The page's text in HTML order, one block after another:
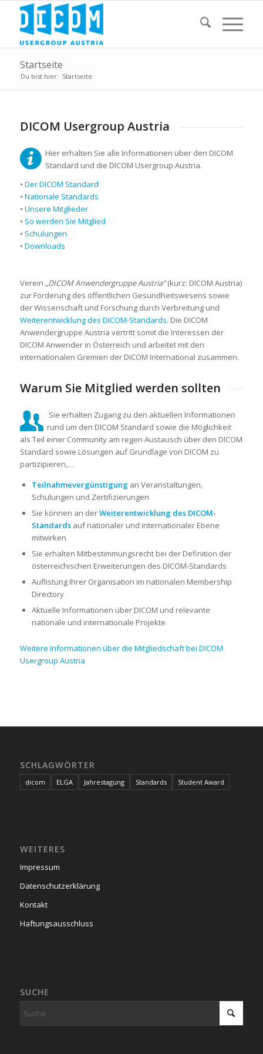
Startseite
Du bist hier: Startseite
DICOM Usergroup Austria
Hier erhalten Sie alle Informationen über den DICOM
Standard und die DICOM Usergroup Austria.
• Der DICOM Standard
• Nationale Standards
• Unsere Mitglieder
• So werden Sie Mitglied
• Schulungen
• Downloads
Verein „DICOM Anwendergruppe Austria“(kurz: DICOM Austria)
zur Förderung des öffentlichen Gesundheitswesens sowie
der Wissenschaft und Forschung durch Verbreitung und
Weiterentwicklung des DICOM-Standards. Die DICOM
Anwendergruppe Austria vertritt somit die Interessen der
DICOM Anwender in Österreich und arbeitet mit den
internationalen Gremien der DICOM International zusammen.
Warum Sie Mitglied werden sollten
Sie erhalten Zugang zu den aktuellen Informationen
rund um den DICOM Standard sowie die Möglichkeit
als Teil einer Community am regen Austausch über den DICOM
Standard sowie Lösungen auf Grundlage von DICOM zu
partizipieren,…
Teilnahmevergünstigungan Veranstaltungen,
Schulungen und Zertifizierungen
Sie können an derWeiterentwicklung des DICOM-
Standardsauf nationaler und internationaler Ebene
mitwirken
Sie erhalten Mitbestimmungsrecht bei der Definition der
österreichischen Erweiterungen des DICOM-Standards
Auflistung Ihrer Organisation im nationalen Membership
Directory
Aktuelle Informationen über DICOM und relevante
nationale und internationale Projekte
Weitere Informationen über die Mitgliedschaft bei DICOM
Usergroup Austria
SCHLAGWÖRTER
dicom ELGA Jahrestagung Standards Student Award
WEITERES
Impressum
Datenschutzerklärung
Kontakt
Haftungsausschluss
SUCHE